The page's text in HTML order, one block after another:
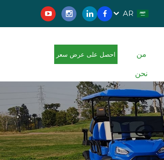
AR
من
نحن
احصل على عرض سعر